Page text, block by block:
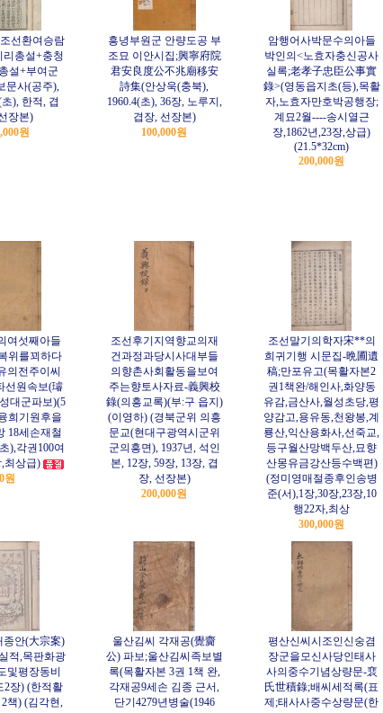
선환여승람
리총설+충청
설+부여군
문사(공주),
초), 한적, 겹
장본)
원
흥녕부원군 안량도공 부
조묘 이안시집;興寧府院
君安良度公不兆廟移安
詩集(안상욱(충북),
1960.4(초), 36장, 노루지,
겹장, 선장본)
100,000원
암행어사박문수의아들
박인의<노효자충신공사
실록;老孝子忠臣公事實
錄>(영동읍지초(등),목활
자,노효자만호박공행장;
계묘2월----송시열근
장,1862년,23장,상급)
(21.5*32cm)
200,000원
여섯째아들
위를꾀하다
의전주이씨
선원속보(璿
대군파보)(5
희기원후을
18세손재철
),각권100여
최상급)
0원
조선후기지역향교의재
건과정과당시사대부들
의향촌사회활동을보여
주는향토사자료-義興校
錄(의흥교록)(부:구 읍지)
(이영하) (경북군위 의흥
문교(현대구광역시군위
군의흥면), 1937년, 석인
본, 12장, 59장, 13장, 겹
장, 선장본)
200,000원
조선말기의학자宋**의
희귀기행 시문집-晩圃遺
稿;만포유고(목활자본2
권1책완/해인사,화양동
유감,금산사,월성초당,평
양감고,용유동,천왕봉,계
룡산,익산용화사,선죽교,
등구월산망백두산,묘향
산몽유금강산등수백편)
(정미영매절종후인송병
준(서),1장,30장,23장,10
행22자,최상
300,000원
종안(大宗案)
적,목판화광
및평장동비
2장) (한적활
책) (김각현,
울산김씨 각재공(覺齎
公) 파보;울산김씨족보별
록(목활자본 3권 1책 완,
각재공9세손 김종 근서,
단기4279년병술(1946
평산신씨시조인신숭겸
장군을모신사당인태사
사의중수기념상량문-裵
氏世積錄;배씨세적록(표
제;태사사중수상량문(한